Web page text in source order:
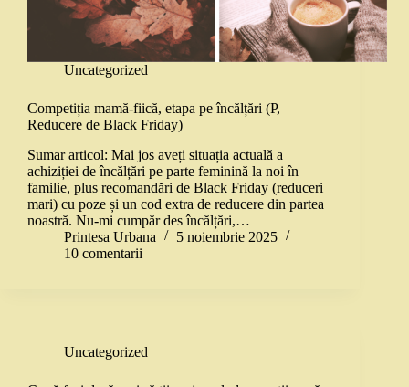
Uncategorized
Competiția mamă-fiică, etapa pe încălțări (P,
Reducere de Black Friday)
Sumar articol: Mai jos aveți situația actuală a
achiziției de încălțări pe parte feminină la noi în
familie, plus recomandări de Black Friday (reduceri
mari) cu poze și un cod extra de reducere din partea
noastră. Nu-mi cumpăr des încălțări,…
Printesa Urbana
5 noiembrie 2025
10 comentarii
Uncategorized